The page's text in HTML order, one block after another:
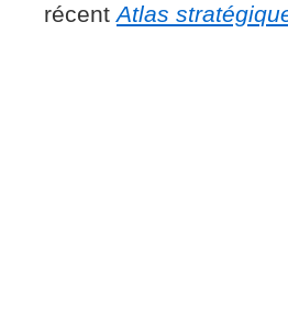
récentAtlas